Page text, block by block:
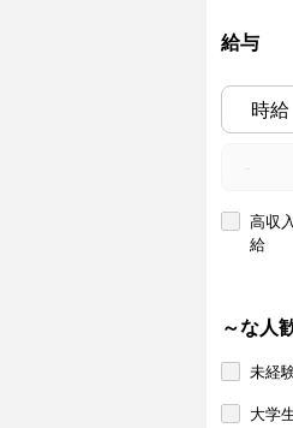
給与
時給
高収
給
～な人
未経
大学